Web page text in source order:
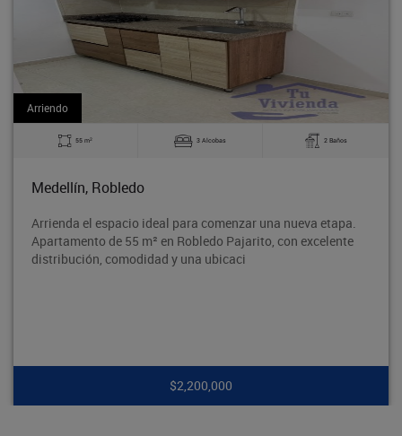
3 Alcobas 2 Baños
ideal para comenzar una nueva etapa.
m² en Robledo Pajarito, con excelente
y una ubicaci
Arriendo
Excelente
tradicional